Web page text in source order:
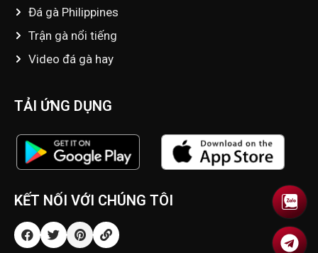
Đá gà Philippines
Trận gà nổi tiếng
Video đá gà hay
TẢI ỨNG DỤNG
KẾT NỐI VỚI CHÚNG TÔI